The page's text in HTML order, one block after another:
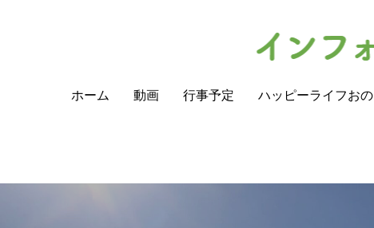
ホーム 動画 行事予定 ハッピーライフおの